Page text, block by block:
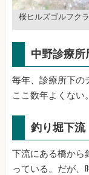
桜ヒルズゴルフク
中野診療所
毎年、診療所下の
ここ数年よくない。
釣り堀下流
下流にある橋から
っている。だが、